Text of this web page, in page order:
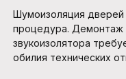
Шумоизоляция дверей
процедура. Демонтаж
звукоизолятора
обилия технических